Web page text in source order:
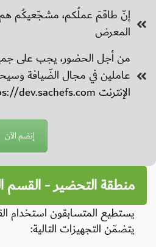
إنّ طاقمَ عملُكم، مشجّعيكُم
المعرض
من أجل الحضور، يجب على
عاملين في مجال الضّيافة
الإنترنت https://dev.sachefs.com/
إنضم الآن
منطقة التحضير - القسم
يستطيع المتسابقون استخدام
يتضمّن التجهيزات التالية: